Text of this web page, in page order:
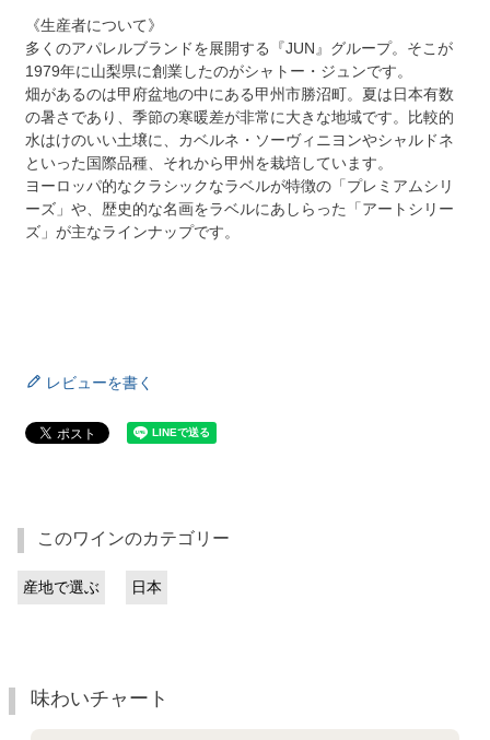
《生産者について》
多くのアパレルブランドを展開する『JUN』グループ。そこが
1979年に山梨県に創業したのがシャトー・ジュンです。
畑があるのは甲府盆地の中にある甲州市勝沼町。夏は日本有数
の暑さであり、季節の寒暖差が非常に大きな地域です。比較的
水はけのいい土壌に、カベルネ・ソーヴィニヨンやシャルドネ
といった国際品種、それから甲州を栽培しています。
ヨーロッパ的なクラシックなラベルが特徴の「プレミアムシリ
ーズ」や、歴史的な名画をラベルにあしらった「アートシリー
ズ」が主なラインナップです。
レビューを書く
このワインのカテゴリー
産地で選ぶ 日本
味わいチャート